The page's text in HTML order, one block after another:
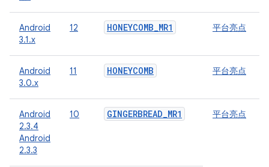
Android
3.1.x
12 HONEYCOMB_MR1 平台亮点
Android
3.0.x
11 HONEYCOMB 平台亮点
Android
2.3.4
Android
2.3.3
10 GINGERBREAD_MR1 平台亮点